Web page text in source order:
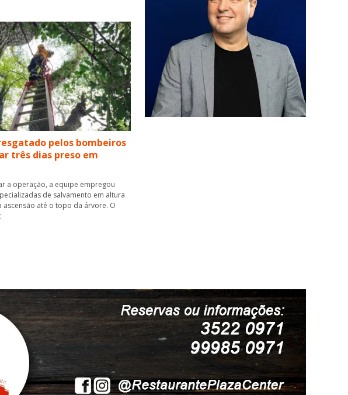
pelos bombeiros
três dias preso em
a operação, a equipe empregou
de salvamento em altura
ascensão até o topo da árvore. O